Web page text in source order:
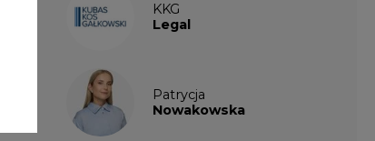
KKG
Legal
Patrycja
Nowakowska